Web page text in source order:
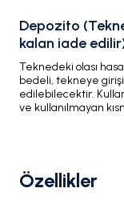
Depozito
kalan iade
Teknedeki olası
bedeli, tekneye
edilebilecektir.
ve kullanılmayan
Özellikler